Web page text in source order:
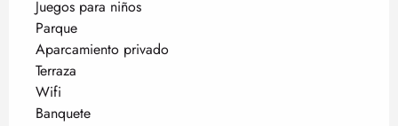
Juegos para niños
Parque
Aparcamiento privado
Terraza
Wifi
Banquete